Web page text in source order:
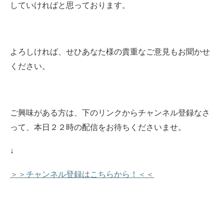
していければと思っております。
よろしければ、せひあなた様の貴重なご意見もお聞かせ
ください。
ご興味がある方は、下のリンクからチャンネル登録なさ
って、本日２２時の配信をお待ちくださいませ。
↓
＞＞チャンネル登録はこちらから！＜＜